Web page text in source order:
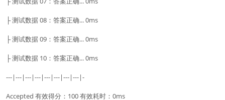
├ 测试数据 08：答案正确... 0ms
├ 测试数据 09：答案正确... 0ms
├ 测试数据 10：答案正确... 0ms
---|---|---|---|---|---|---|---|-
Accepted 有效得分：100 有效耗时：0ms